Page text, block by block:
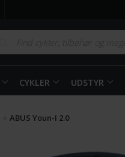
CYKLER UDSTYR
> ABUS Youn-I 2.0